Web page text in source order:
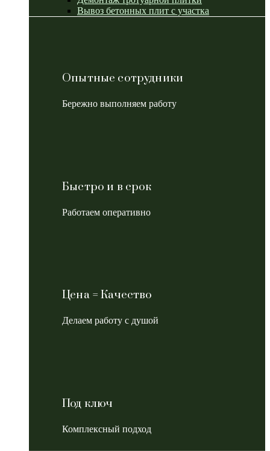
Вывоз бетонных плит с участка
Опытные сотрудники
Бережно выполняем работу
Быстро и в срок
Работаем оперативно
Цена = Качество
Делаем работу с душой
Под ключ
Комплексный подход